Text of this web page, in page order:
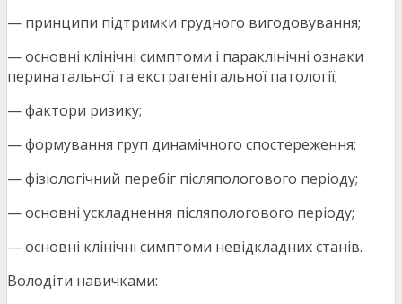
— принципи підтримки грудного вигодовування;
— основні клінічні симптоми і параклінічні ознаки
перинатальної та екстрагенітальної патології;
— фактори ризику;
— формування груп динамічного спостереження;
— фізіологічний перебіг післяпологового періоду;
— основні ускладнення післяпологового періоду;
— основні клінічні симптоми невідкладних станів.
Володіти навичками: